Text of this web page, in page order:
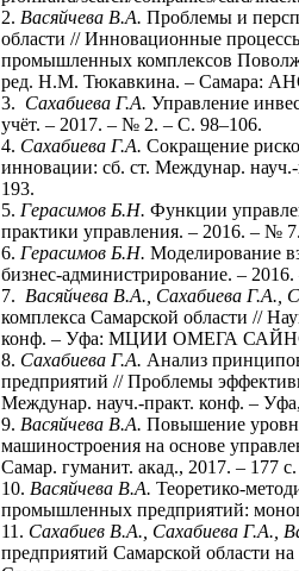
2. Васяйчева В.А. Проблемы и
области // Инновационные
промышленных комплексов
ред. Н.М. Тюкавкина. – Самара:
3. Сахабиева Г.А. Управление
учёт. – 2017. – № 2. – С. 98–106.
4. Сахабиева Г.А. Сокращение
инновации: сб. ст. Междунар.
193.
5. Герасимов Б.Н. Функции
практики управления. – 2016. – №
6. Герасимов Б.Н. Моделирование
бизнес-администрирование. –
7. Васяйчева В.А., Сахабиева Г.А.,
комплекса Самарской области //
конф. – Уфа: МЦИИ ОМЕГА
8. Сахабиева Г.А. Анализ
предприятий // Проблемы
Междунар. науч.-практ. конф. –
9. Васяйчева В.А. Повышение
машиностроения на основе
Самар. гуманит. акад., 2017. – 177 с.
10. Васяйчева В.А. Теоретико-
промышленных предприятий:
11. Сахабиев В.А., Сахабиева Г.А.,
предприятий Самарской области